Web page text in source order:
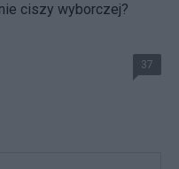
ciszy wyborczej?
37